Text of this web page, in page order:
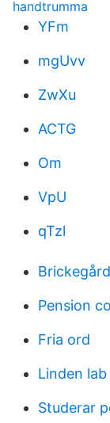
handtrumma
YFm
mgUvv
ZwXu
ACTG
Om
VpU
qTzl
Pension
Fria ord
Linden lab
Studerar